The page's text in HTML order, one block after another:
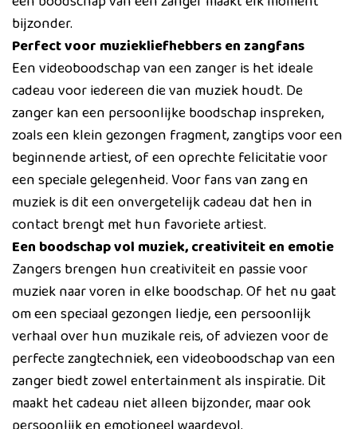
bijzonder.
Perfect voor muziekliefhebbers en zangfans
Een videoboodschap van een zanger is het ideale
cadeau voor iedereen die van muziek houdt. De
zanger kan een persoonlijke boodschap inspreken,
zoals een klein gezongen fragment, zangtips voor een
beginnende artiest, of een oprechte felicitatie voor
een speciale gelegenheid. Voor fans van zang en
muziek is dit een onvergetelijk cadeau dat hen in
contact brengt met hun favoriete artiest.
Een boodschap vol muziek, creativiteit en emotie
Zangers brengen hun creativiteit en passie voor
muziek naar voren in elke boodschap. Of het nu gaat
om een speciaal gezongen liedje, een persoonlijk
verhaal over hun muzikale reis, of adviezen voor de
perfecte zangtechniek, een videoboodschap van een
zanger biedt zowel entertainment als inspiratie. Dit
maakt het cadeau niet alleen bijzonder, maar ook